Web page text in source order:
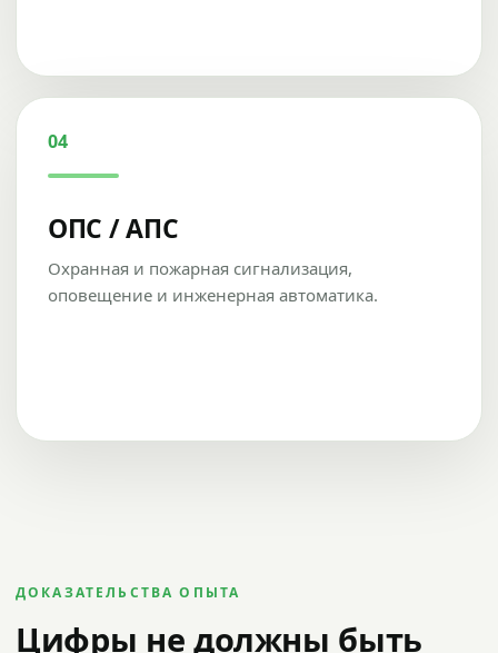
04
ОПС / АПС
Охранная и пожарная сигнализация,
оповещение и инженерная автоматика.
ДОКАЗАТЕЛЬСТВА ОПЫТА
Цифры не должны быть